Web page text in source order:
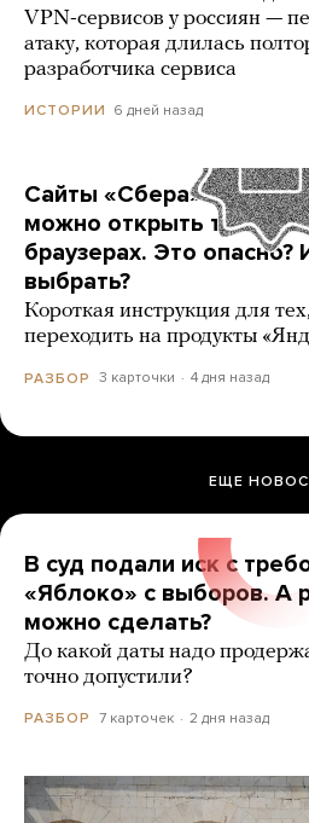
VPN-сервисов у россиян —
атаку, которая длилась
разработчика сервиса
ИСТОРИИ 6 дней назад
Сайты «Сбера» и
можно открыть только
браузерах. Это опасно?
выбрать?
Короткая инструкция для
переходить на продукты
РАЗБОР 3 карточки 4 дня назад
ЕЩЕ
В суд подали иск с
«Яблоко» с выборов. А
можно сделать?
До какой даты надо
точно допустили?
РАЗБОР 7 карточек 2 дня назад